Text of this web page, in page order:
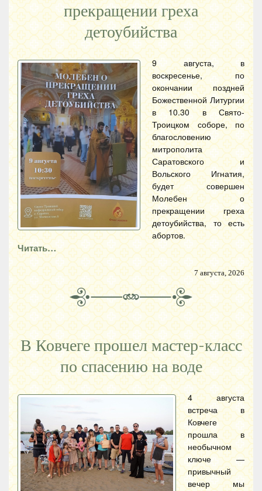
прекращении греха
детоубийства
9 августа, в
воскресенье, по
окончании поздней
Божественной Литургии
в 10.30 в Свято-
Троицком соборе, по
благословению
митрополита
Саратовского и
Вольского Игнатия,
будет совершен
Молебен о
прекращении греха
детоубийства, то есть
абортов.
Читать…
7 августа, 2026
В Ковчеге прошел мастер-класс
по спасению на воде
4 августа
встреча в
Ковчеге
прошла в
необычном
ключе —
привычный
вечер мы